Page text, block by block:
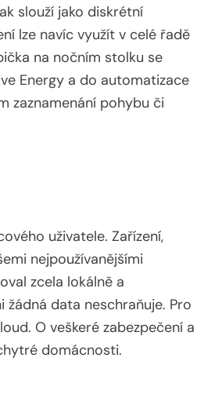
slouží jako diskrétní
lze navíc využít v celé řadě
na nočním stolku se
Energy a do automatizace
zaznamenání pohybu či
uživatele. Zařízení,
nejpoužívanějšími
zcela lokálně a
data neschraňuje. Pro
O veškeré zabezpečení a
domácnosti.